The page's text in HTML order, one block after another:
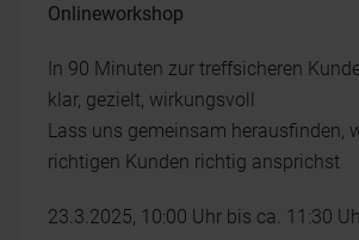
Onlineworkshop
In 90 Minuten zur treffsicheren
klar, gezielt, wirkungsvoll
Lass uns gemeinsam herausfinden,
richtigen Kunden richtig ansprichst
23.3.2025, 10:00 Uhr bis ca. 11:30